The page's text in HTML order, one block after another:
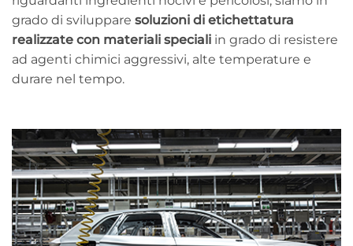
grado di sviluppare soluzioni di etichettatura
realizzate con materiali speciali in grado di resistere
ad agenti chimici aggressivi, alte temperature e
durare nel tempo.